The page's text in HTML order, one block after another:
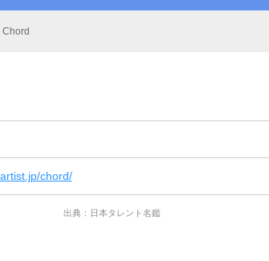
Chord
chord/
出典：日本タレント名鑑